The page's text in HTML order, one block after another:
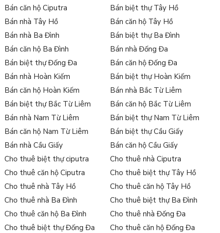
Bán căn hộ Ciputra
Bán biệt thự Tây Hồ
Bán nhà Tây Hồ
Bán căn hộ Tây Hồ
Bán nhà Ba Đình
Bán biệt thự Ba Đình
Bán căn hộ Ba Đình
Bán nhà Đống Đa
Bán biệt thự Đống Đa
Bán căn hộ Đống Đa
Bán nhà Hoàn Kiếm
Bán biệt thự Hoàn Kiếm
Bán căn hộ Hoàn Kiếm
Bán nhà Bắc Từ Liêm
Bán biệt thự Bắc Từ Liêm
Bán căn hộ Bắc Từ Liêm
Bán nhà Nam Từ Liêm
Bán biệt thự Nam Từ Liêm
Bán căn hộ Nam Từ Liêm
Bán biệt thự Cầu Giấy
Bán nhà Cầu Giấy
Bán căn hộ Cầu Giấy
Cho thuê biệt thự ciputra
Cho thuê nhà Ciputra
Cho thuê căn hộ Ciputra
Cho thuê biệt thự Tây Hồ
Cho thuê nhà Tây Hồ
Cho thuê căn hộ Tây Hồ
Cho thuê nhà Ba Đình
Cho thuê biệt thự Ba Đình
Cho thuê căn hộ Ba Đình
Cho thuê nhà Đống Đa
Cho thuê biệt thự Đống Đa
Cho thuê căn hộ Đống Đa